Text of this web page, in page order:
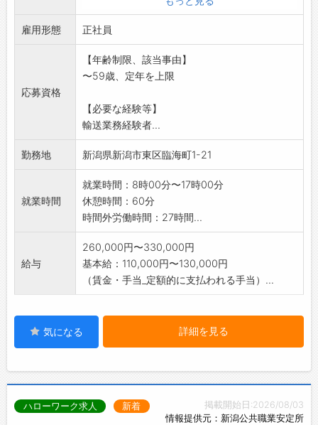
関東方面(茨城、栃木、千葉、東
京、群馬)
※近県、関東方面の場合は、高速道路を使用し
ます
※自社、倉庫作業有り
に手作業
★有給休暇:入社後10日付与します。
変更範囲:なし
雇用形態 正社員
応募資格
【年齢制限、該当事由】
〜59歳、定年を上限
【必要な経験等】
輸送業務経験者...
勤務地 新潟県新潟市東区臨海町1-21
就業時間
就業時間：8時00分〜17時00分
休憩時間：60分
時間外労働時間：27時間...
給与
260,000円〜330,000円
基本給：110,000円〜130,000円
（賃金・手当_定額的に支払われる手当）...
気になる 詳細を見る
掲載開始日:2026/08/03
情報提供元：新潟公共職業安定所
ハローワーク求人 新着